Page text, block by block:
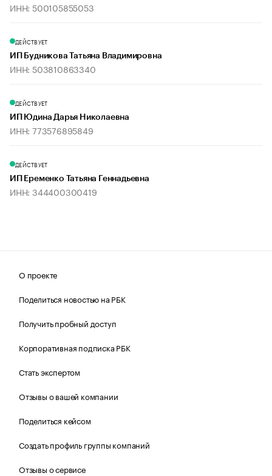
ИНН: 500105855053
ДЕЙСТВУЕТ
ИП Будникова Татьяна Владимировна
ИНН: 503810863340
ДЕЙСТВУЕТ
ИП Юдина Дарья Николаевна
ИНН: 773576895849
ДЕЙСТВУЕТ
ИП Еременко Татьяна Геннадьевна
ИНН: 344400300419
О проекте
Поделиться новостью на РБК
Получить пробный доступ
Корпоративная подписка РБК
Стать экспертом
Отзывы о вашей компании
Поделиться кейсом
Создать профиль группы компаний
Отзывы о сервисе